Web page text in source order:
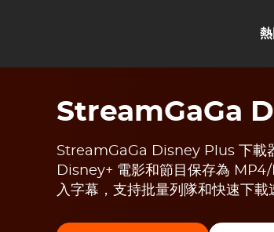
StreamGaGa
StreamGaGa Disney Plus 下載
Disney+ 電影和節目保存為
入字幕，支持批量列隊和快速下載